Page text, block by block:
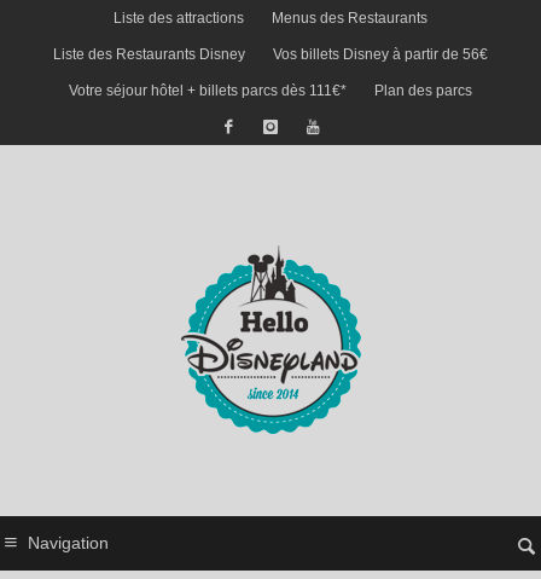
Liste des attractions Menus des Restaurants
Liste des Restaurants Disney Vos billets Disney à partir de 56€
Votre séjour hôtel + billets parcs dès 111€* Plan des parcs
Navigation